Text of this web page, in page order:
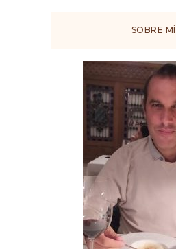
SOBRE MÍ